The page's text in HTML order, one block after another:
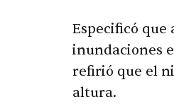
Especificó que
inundaciones
refirió que el
altura.